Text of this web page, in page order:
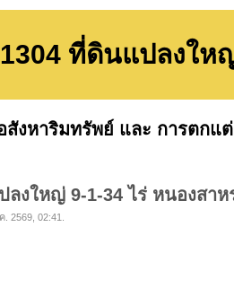
ที่ดินแปลงให
สังหาริมทรัพย์ และ การตกแ
ลงใหญ่ 9-1-34 ไร่ หนองสา
2569, 02:41.